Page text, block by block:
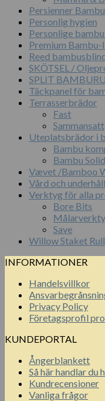
Persienner
Personlig hygien
Personlige
Premium Bambu-
Reed
SKÖTSEL /
SPLIT
Täckpanel för
Terrasserbrädor
Fast
Sammansatt
Uteplatsbrädor i
Bambu
Bambu
Vævet /Bamboo
Vård och
Verktyg för alla
Bore Bits
Save
Willow Staket
INFORMATIONER
Handelsvillkor
Privacy Policy
Företagsprofil
KUNDEPORTAL
Ångerblankett
Så här handlar du
Kundrecensioner
Vanliga frågor